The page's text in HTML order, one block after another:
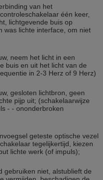
van het
één keer,
lichtgevende buis op
was lichte interface, om niet
neem het licht in een
buis en uit het licht van de
in 2-3 Herz of 9 Herz)
gesloten lichtbron, geen
pijp uit; (schakelaarwijze
- - ononderbroken
geteste optische vezel
tegelijkertijd, kiezen
lichte werk (of impuls);
gebruiken niet, alstublieft de